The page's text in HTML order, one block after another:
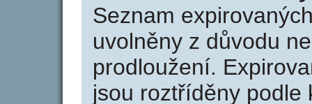
Seznam
uvolněny z důvodu
prodloužení.
jsou roztříděny podle